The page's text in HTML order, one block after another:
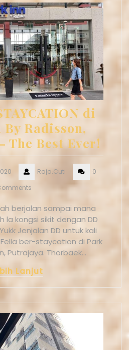
di
Radisson,
The Best Ever!
Raja.Cuti
0
berjalan sampai mana
la kongsi sikit dengan DD
Jenjalan DD untuk kali
Fella ber-staycation di Park
Putrajaya. Thorbaek…
Lanjut